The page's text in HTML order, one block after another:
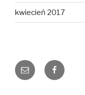
kwiecień 2017
E-
mail
Facebook